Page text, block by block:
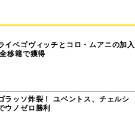
イベゴヴィッチとコロ・ムアニの加入
移籍で獲得
ラッソ炸裂！ ユベントス、チェルシ
ウノゼロ勝利